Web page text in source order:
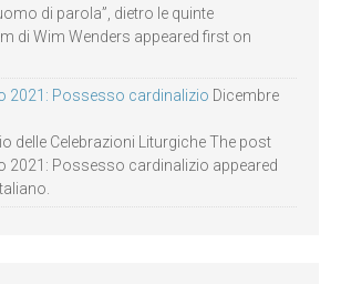
di parola”, dietro le quinte
di Wim Wenders appeared first on
2021: Possesso cardinalizio Dicembre
delle Celebrazioni Liturgiche The post
2021: Possesso cardinalizio appeared